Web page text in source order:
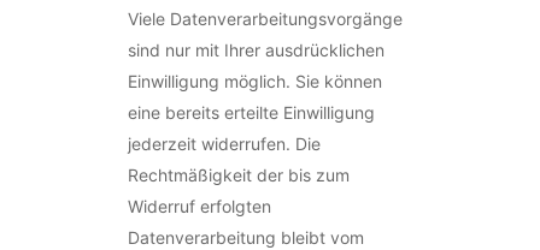
Viele Datenverarbeitungsvorgänge
sind nur mit Ihrer ausdrücklichen
Einwilligung möglich. Sie können
eine bereits erteilte Einwilligung
jederzeit widerrufen. Die
Rechtmäßigkeit der bis zum
Widerruf erfolgten
Datenverarbeitung bleibt vom